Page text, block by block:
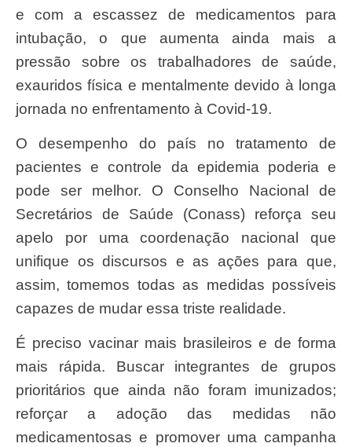
e com a escassez de medicamentos para
intubação, o que aumenta ainda mais a
pressão sobre os trabalhadores de saúde,
exauridos física e mentalmente devido à longa
jornada no enfrentamento à Covid-19.
O desempenho do país no tratamento de
pacientes e controle da epidemia poderia e
pode ser melhor. O Conselho Nacional de
Secretários de Saúde (Conass) reforça seu
apelo por uma coordenação nacional que
unifique os discursos e as ações para que,
assim, tomemos todas as medidas possíveis
capazes de mudar essa triste realidade.
É preciso vacinar mais brasileiros e de forma
mais rápida. Buscar integrantes de grupos
prioritários que ainda não foram imunizados;
reforçar a adoção das medidas não
medicamentosas e promover uma campanha